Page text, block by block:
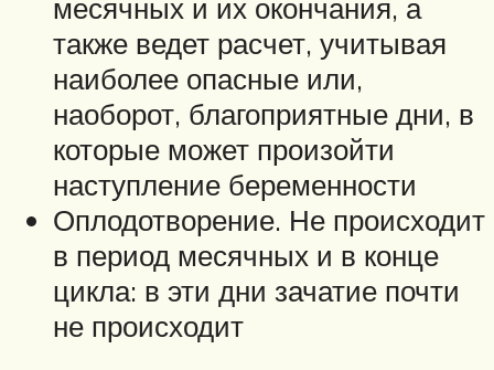
месячных и их окончания, а
также ведет расчет, учитывая
наиболее опасные или,
наоборот, благоприятные дни, в
которые может произойти
наступление беременности
Оплодотворение. Не происходит
в период месячных и в конце
цикла: в эти дни зачатие почти
не происходит